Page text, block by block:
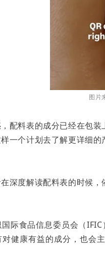
图片
配料表的成分已经在包
一个计划去了解更详细
深度解读配料表的时候
际食品信息委员会（
健康有益的成分，也会